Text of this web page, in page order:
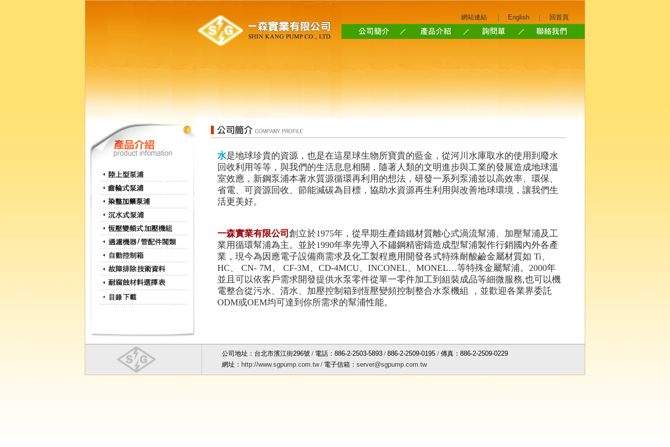
網站連結 | English | 回首頁
水是地球珍貴的資源，也是在這星球生物所寶貴的藍金，從河川水庫取水的使用到廢水
回收利用等等，與我們的生活息息相關，隨著人類的文明進步與工業的發展造成地球溫
室效應，新鋼泵浦本著水質源循環再利用的想法，研發一系列泵浦並以高效率、環保、
省電、可資源回收、節能減碳為目標，協助水資源再生利用與改善地球環境，讓我們生
活更美好。
一森實業有限公司 創立於1975年，從早期生產鑄鐵材質離心式渦流幫浦、加壓幫浦及工
業用循環幫浦為主。並於1990年率先導入不鏽鋼精密鑄造成型幫浦製作行銷國內外各產
業，現今為因應電子設備商需求及化工製程應用開發各式特殊耐酸鹼金屬材質如 Ti、
HC、 CN- 7M、 CF-3M、CD-4MCU、INCONEL、MONEL…等特殊金屬幫浦。2000年
並且可以依客戶需求開發提供水泵零件從單一零件加工到組裝成品等細微服務,也可以機
電整合從污水、清水、加壓控制箱到恆壓變頻控制整合水泵機組 ，並歡迎各業界委託
ODM或OEM均可達到你所需求的幫浦性能。
公司地址：台北市濱江街296號 / 電話： 886-2-2503-5893 / 886-2-2509-0195 / 傳真： 886-2-2509-0229
網址： http://www.sgpump.com.tw/ 電子信箱： server@sgpump.com.tw